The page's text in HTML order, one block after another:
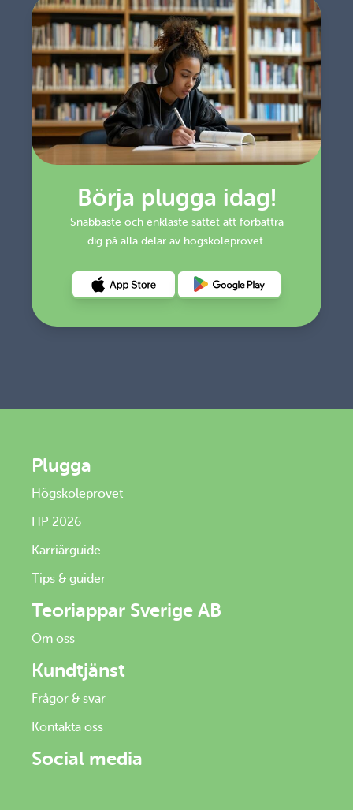
Börja plugga idag!
Snabbaste och enklaste sättet att förbättra
dig på alla delar av högskoleprovet.
Hämta det på Appstore Hämta det på Google Play
Plugga
Högskoleprovet
HP 2026
Karriärguide
Tips & guider
Teoriappar Sverige AB
Om oss
Kundtjänst
Frågor & svar
Kontakta oss
Social media